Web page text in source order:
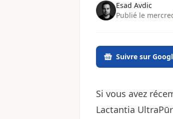
Esad Avdic
Publié le
Suivre sur
Si vous avez
Lactantia